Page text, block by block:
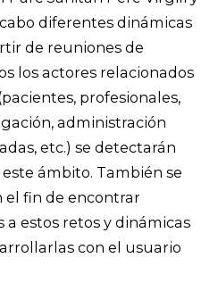
diferentes dinámicas
de reuniones de
los actores relacionados
profesionales,
administración
etc.) se detectarán
ámbito. También se
el fin de encontrar
a estos retos y dinámicas
con el usuario